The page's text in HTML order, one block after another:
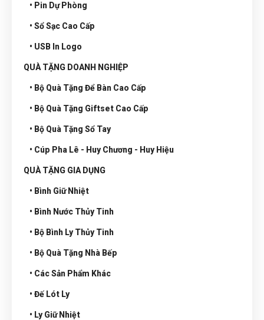
• Pin Dự Phòng
• Sổ Sạc Cao Cấp
• USB In Logo
QUÀ TẶNG DOANH NGHIỆP
• Bộ Quà Tặng Để Bàn Cao Cấp
• Bộ Quà Tặng Giftset Cao Cấp
• Bộ Quà Tặng Sổ Tay
• Cúp Pha Lê - Huy Chương - Huy Hiệu
QUÀ TẶNG GIA DỤNG
• Bình Giữ Nhiệt
• Bình Nước Thủy Tinh
• Bộ Bình Ly Thủy Tinh
• Bộ Quà Tặng Nhà Bếp
• Các Sản Phẩm Khác
• Đế Lót Ly
• Ly Giữ Nhiệt